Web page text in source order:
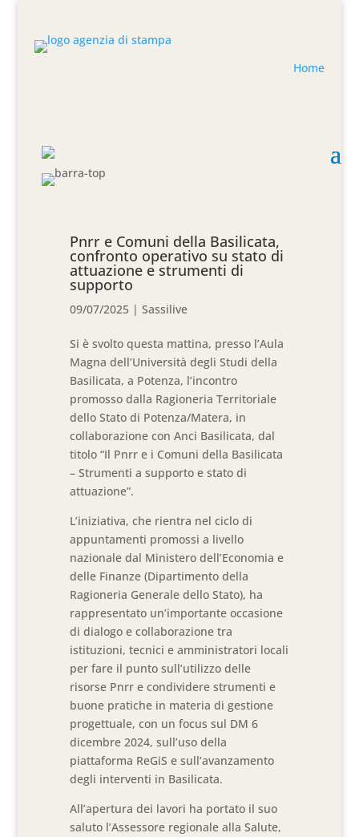
Home
Pnrr e Comuni della Basilicata,
confronto operativo su stato di
attuazione e strumenti di
supporto
09/07/2025 |Sassilive
Si è svolto questa mattina, presso l’Aula
Magna dell’Università degli Studi della
Basilicata, a Potenza, l’incontro
promosso dalla Ragioneria Territoriale
dello Stato di Potenza/Matera, in
collaborazione con Anci Basilicata, dal
titolo “Il Pnrr e i Comuni della Basilicata
– Strumenti a supporto e stato di
attuazione”.
L’iniziativa, che rientra nel ciclo di
appuntamenti promossi a livello
nazionale dal Ministero dell’Economia e
delle Finanze (Dipartimento della
Ragioneria Generale dello Stato), ha
rappresentato un’importante occasione
di dialogo e collaborazione tra
istituzioni, tecnici e amministratori locali
per fare il punto sull’utilizzo delle
risorse Pnrr e condividere strumenti e
buone pratiche in materia di gestione
progettuale, con un focus sul DM 6
dicembre 2024, sull’uso della
piattaforma ReGiS e sull’avanzamento
degli interventi in Basilicata.
All’apertura dei lavori ha portato il suo
saluto l’Assessore regionale alla Salute,